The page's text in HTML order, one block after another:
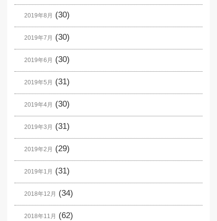
2019年8月 (30)
2019年7月 (30)
2019年6月 (30)
2019年5月 (31)
2019年4月 (30)
2019年3月 (31)
2019年2月 (29)
2019年1月 (31)
2018年12月 (34)
2018年11月 (62)